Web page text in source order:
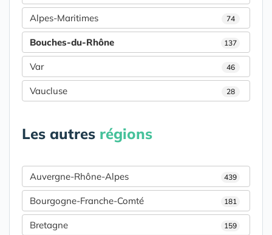
Alpes-Maritimes 74
Bouches-du-Rhône 137
Var 46
Vaucluse 28
Les autres régions
Auvergne-Rhône-Alpes 439
Bourgogne-Franche-Comté 181
Bretagne 159